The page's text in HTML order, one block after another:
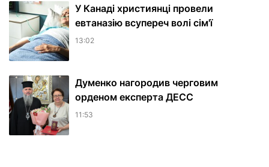
У Канаді християнці провели
евтаназію всупереч волі сім'ї
13:02
Думенко нагородив черговим
орденом експерта ДЕСС
11:53